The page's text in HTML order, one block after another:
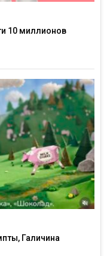
10 миллионов
Галичина